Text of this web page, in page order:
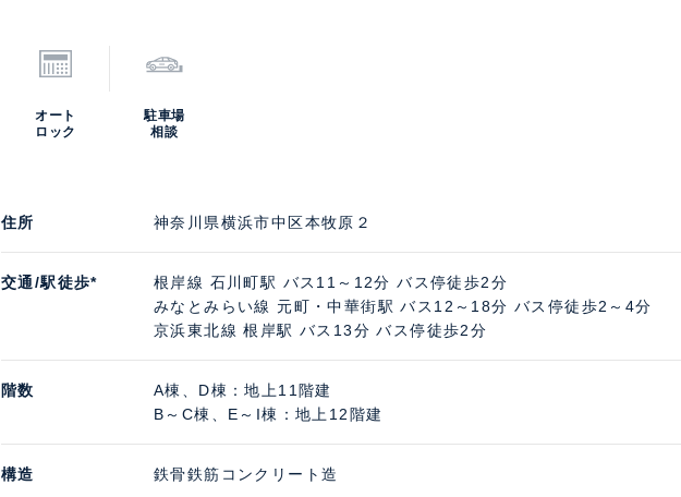
オート
ロック
駐車場
相談
住所 神奈川県横浜市中区本牧原２
交通/駅徒歩*
根岸線 石川町駅 バス11～12分 バス停徒歩2分
みなとみらい線 元町・中華街駅 バス12～18分 バス停徒歩2～4分
京浜東北線 根岸駅 バス13分 バス停徒歩2分
階数
A棟、D棟：地上11階建
B～C棟、E～I棟：地上12階建
構造 鉄骨鉄筋コンクリート造